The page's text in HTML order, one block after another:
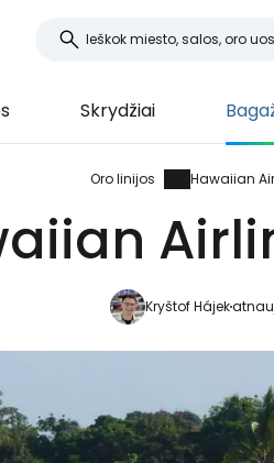
Skrydžiai
Oro linijos Hawaiian
Kryštof Hájek